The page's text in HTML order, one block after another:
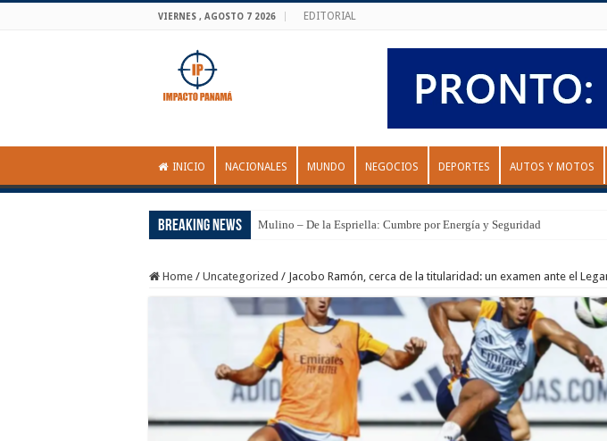
VIERNES , AGOSTO 7 2026 EDITORIAL
INICIO NACIONALES MUNDO NEGOCIOS DEPORTES AUTOS Y MOTOS
Breaking News Mulino – De la Espriella: Cumbre por Energía y Seguridad
Home / Uncategorized / Jacobo Ramón, cerca de la titularidad: un examen ante el